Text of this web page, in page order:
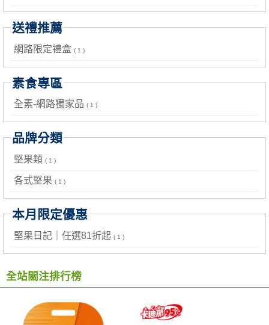
送禮推薦
網路限定禮盒 ( 1 )
素食專區
全素-網路獨家品 ( 1 )
品牌分類
堅果類 ( 1 )
各式堅果 ( 1 )
本月限定優惠
堅果日記｜任選81折起 ( 1 )
全站關注排行榜